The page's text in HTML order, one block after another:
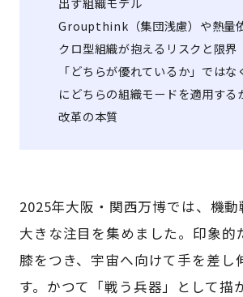
Groupthink（集団浅慮）や熱量
クロ型組織が抱えるリスクと限界
「どちらが優れているか」では
にどちらの組織モードを適用する
改革の本質
2025年大阪・関西万博では、機
大きな注目を集めました。印象的
膝をつき、宇宙へ向けて手を差し
す。かつて「戦う兵器」として描